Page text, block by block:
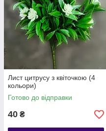
Лист цитрусу з квіточкою (4
кольори)
Готово до відправки
40 ₴